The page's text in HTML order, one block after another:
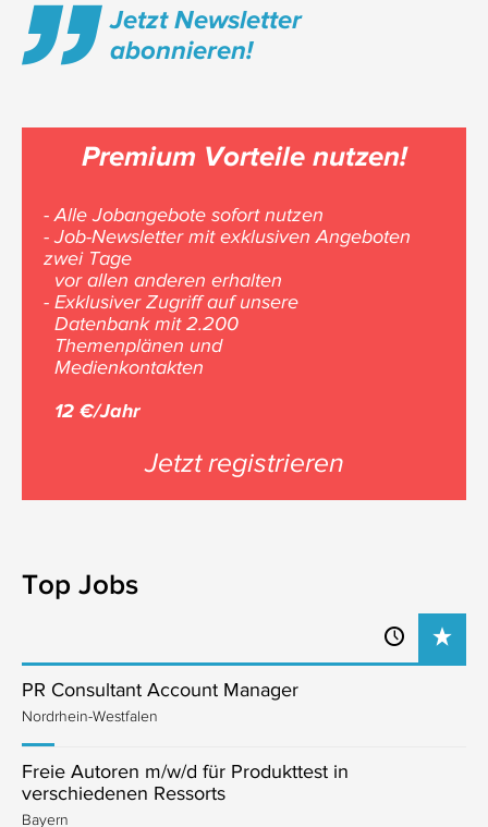
Jetzt Newsletter
abonnieren!
Premium Vorteile nutzen!
- Alle Jobangebote sofort nutzen
- Job-Newsletter mit exklusiven Angeboten
zwei Tage
vor allen anderen erhalten
- Exklusiver Zugriff auf unsere
Datenbank mit 2.200
Themenplänen und
Medienkontakten
12 €/Jahr
Jetzt registrieren
Top Jobs
PR Consultant Account Manager
Nordrhein-Westfalen
Freie Autoren m/w/d für Produkttest in
verschiedenen Ressorts
Bayern